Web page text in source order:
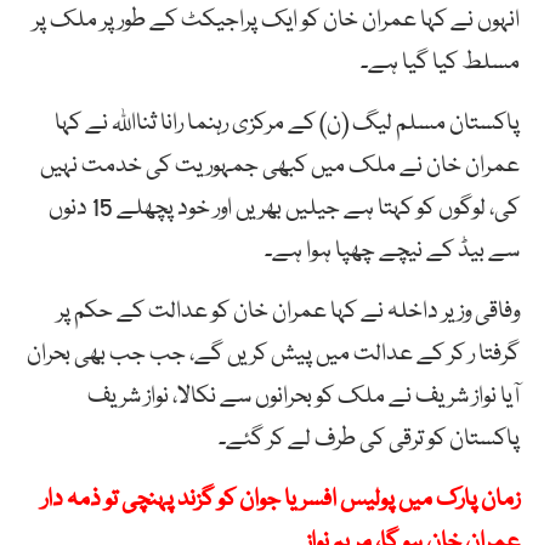
انہوں نے کہا عمران خان کو ایک پراجیکٹ کے طور پر ملک پر
مسلط کیا گیا ہے۔
پاکستان مسلم لیگ (ن) کے مرکزی رہنما رانا ثنااللہ نے کہا
عمران خان نے ملک میں کبھی جمہوریت کی خدمت نہیں
کی، لوگوں کو کہتا ہے جیلیں بھریں اور خود پچھلے 15 دنوں
سے بیڈ کے نیچے چھپا ہوا ہے۔
وفاقی وزیر داخلہ نے کہا عمران خان کو عدالت کے حکم پر
گرفتا ر کر کے عدالت میں پیش کریں گے، جب جب بھی بحران
آیا نواز شریف نے ملک کو بحرانوں سے نکالا، نواز شریف
پاکستان کو ترقی کی طرف لے کر گئے۔
زمان پارک میں پولیس افسر یا جوان کو گزند پہنچی تو ذمہ دار